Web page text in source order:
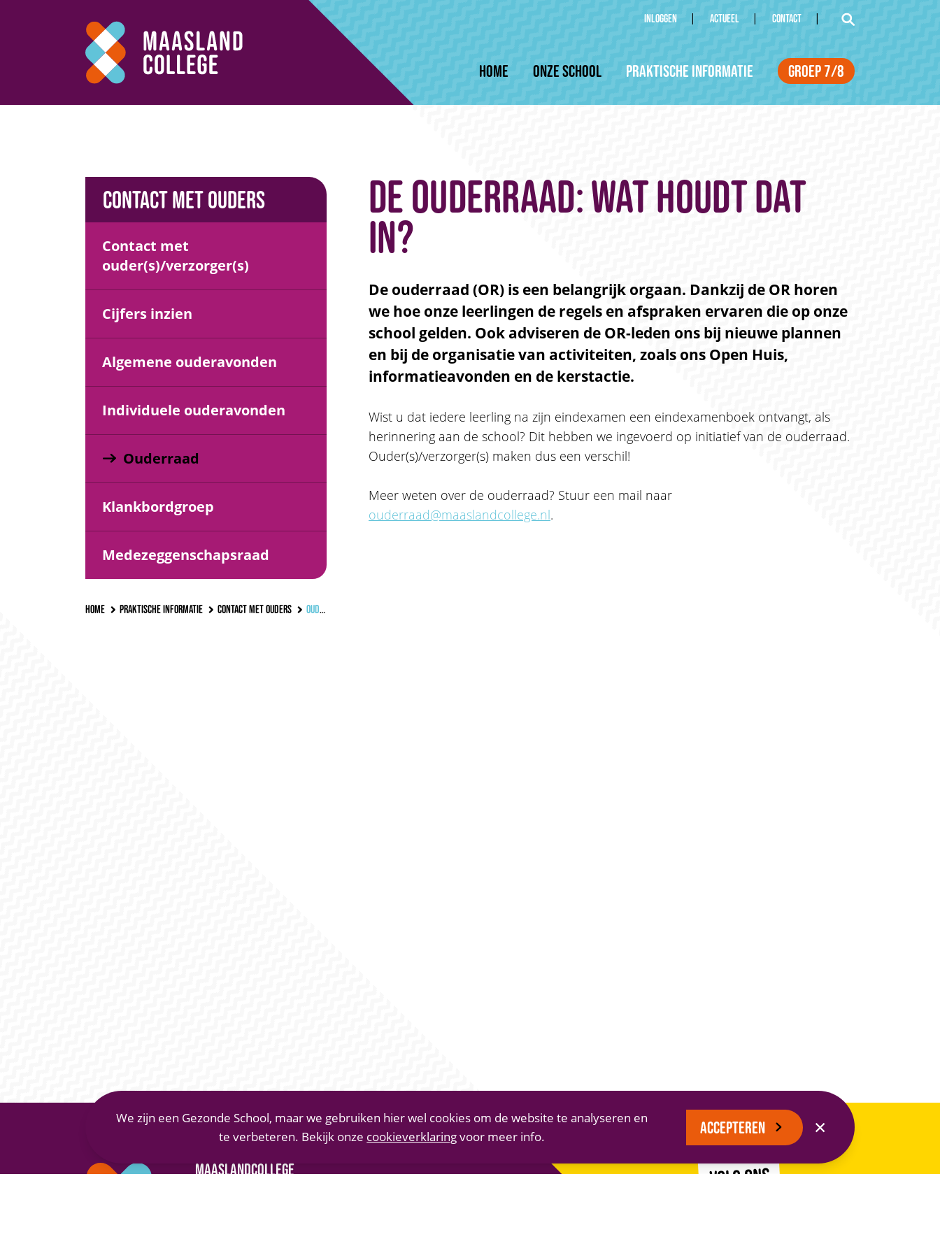
INLOGGEN ACTUEEL CONTACT
Home Onze school Praktische informatie Groep 7/8
Contact met ouders
Contact met
ouder(s)/verzorger(s)
Cijfers inzien
Algemene ouderavonden
Individuele ouderavonden
Ouderraad
Klankbordgroep
Medezeggenschapsraad
Home Praktische informatie Contact met ouders Ouderraad
De ouderraad: wat houdt dat
in?
De ouderraad (OR) is een belangrijk orgaan. Dankzij de OR horen
we hoe onze leerlingen de regels en afspraken ervaren die op onze
school gelden. Ook adviseren de OR-leden ons bij nieuwe plannen
en bij de organisatie van activiteiten, zoals ons Open Huis,
informatieavonden en de kerstactie.
Wist u dat iedere leerling na zijn eindexamen een eindexamenboek ontvangt, als
herinnering aan de school? Dit hebben we ingevoerd op initiatief van de ouderraad.
Ouder(s)/verzorger(s) maken dus een verschil!
Meer weten over de ouderraad? Stuur een mail naar
ouderraad@maaslandcollege.nl.
MAASLANDCOLLEGE VOLG ONS
We zijn een Gezonde School, maar we gebruiken hier wel cookies om de website te analyseren en
te verbeteren. Bekijk onze cookieverklaringvoor meer info. ACCEPTEREN ✕